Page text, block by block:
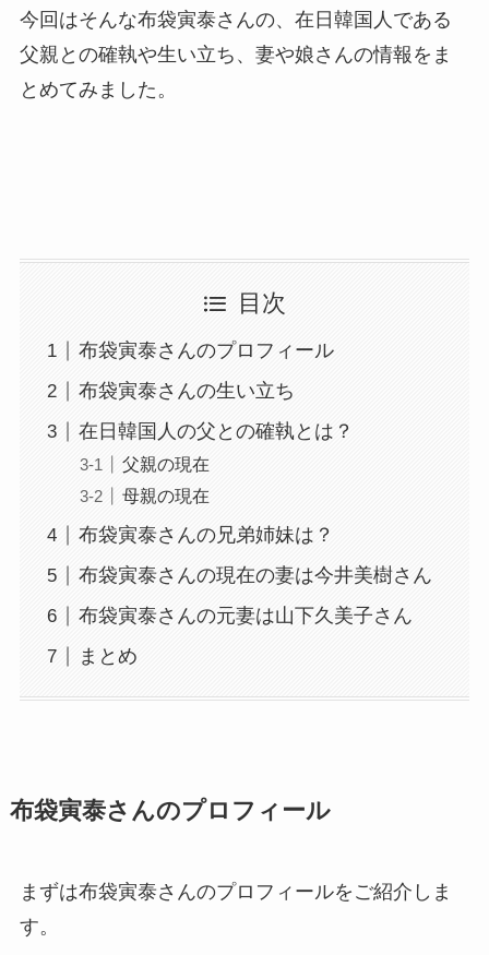
今回はそんな布袋寅泰さんの、在日韓国人である
父親との確執や生い立ち、妻や娘さんの情報をま
とめてみました。
目次
布袋寅泰さんのプロフィール
布袋寅泰さんの生い立ち
在日韓国人の父との確執とは？
父親の現在
母親の現在
布袋寅泰さんの兄弟姉妹は？
布袋寅泰さんの現在の妻は今井美樹さん
布袋寅泰さんの元妻は山下久美子さん
まとめ
布袋寅泰さんのプロフィール
まずは布袋寅泰さんのプロフィールをご紹介しま
す。